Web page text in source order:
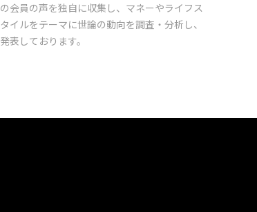
の会員の声を独自に収集し、マネーやライフス
タイルをテーマに世論の動向を調査・分析し、
発表しております。